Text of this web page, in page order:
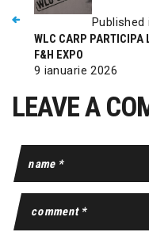
Published
WLC CARP PARTICIPA
F&H EXPO
9 ianuarie 2026
LEAVE A